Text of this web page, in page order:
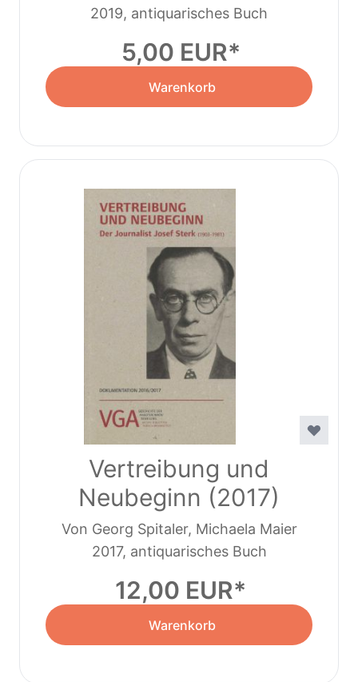
2019, antiquarisches Buch
5,00 EUR
Warenkorb
Vertreibung und
Neubeginn (2017)
Von Georg Spitaler, Michaela Maier
2017, antiquarisches Buch
12,00 EUR
Warenkorb